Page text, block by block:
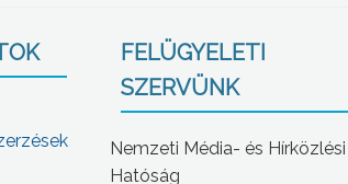
FELÜGYELETI
SZERVÜNK
Nemzeti Média- és Hírközlési
Hatóság